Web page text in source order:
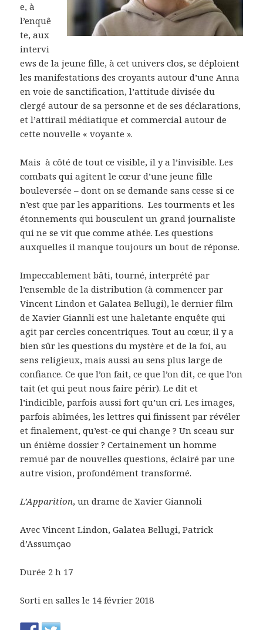
e, à
l’enquê
te, aux
intervi
ews de la jeune fille, à cet univers clos, se déploient
les manifestations des croyants autour d’une Anna
en voie de sanctification, l’attitude divisée du
clergé autour de sa personne et de ses déclarations,
et l’attirail médiatique et commercial autour de
cette nouvelle « voyante ».
Mais à côté de tout ce visible, il y a l’invisible. Les
combats qui agitent le cœur d’une jeune fille
bouleversée – dont on se demande sans cesse si ce
n’est que par les apparitions. Les tourments et les
étonnements qui bousculent un grand journaliste
qui ne se vit que comme athée. Les questions
auxquelles il manque toujours un bout de réponse.
Impeccablement bâti, tourné, interprété par
l’ensemble de la distribution (à commencer par
Vincent Lindon et Galatea Bellugi), le dernier film
de Xavier Giannli est une haletante enquête qui
agit par cercles concentriques. Tout au cœur, il y a
bien sûr les questions du mystère et de la foi, au
sens religieux, mais aussi au sens plus large de
confiance. Ce que l’on fait, ce que l’on dit, ce que l’on
tait (et qui peut nous faire périr). Le dit et
l’indicible, parfois aussi fort qu’un cri. Les images,
parfois abîmées, les lettres qui finissent par révéler
et finalement, qu’est-ce qui change ? Un sceau sur
un énième dossier ? Certainement un homme
remué par de nouvelles questions, éclairé par une
autre vision, profondément transformé.
L’Apparition, un drame de Xavier Giannoli
Avec Vincent Lindon, Galatea Bellugi, Patrick
d’Assumçao
Durée 2 h 17
Sorti en salles le 14 février 2018